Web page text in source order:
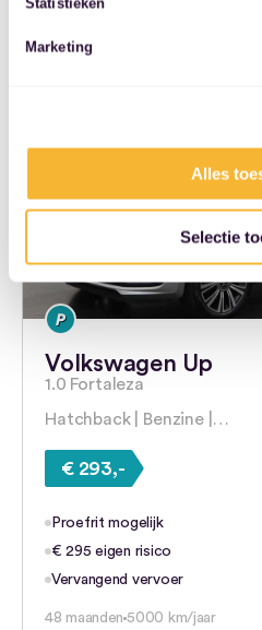
Statistieken
Marketing
Alles
Selectie
Volkswagen Up
1.0 Fortaleza
Hatchback | Benzine |…
€ 293,-
Proefrit mogelijk
€ 295 eigen risico
Vervangend vervoer
48 maanden 5000 km/jaar